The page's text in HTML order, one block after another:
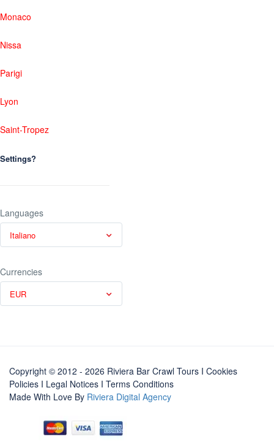
Monaco
Nissa
Parigi
Lyon
Saint-Tropez
Settings?
Languages
Italiano
Currencies
EUR
Copyright © 2012 - 2026 Riviera Bar Crawl Tours I Cookies
Policies I Legal Notices I Terms Conditions
Made With Love By Riviera Digital Agency